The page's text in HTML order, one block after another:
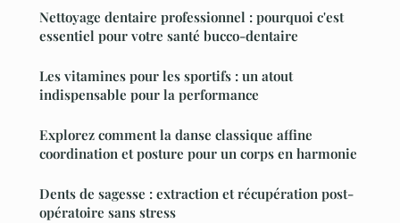
Nettoyage dentaire professionnel : pourquoi c'est
essentiel pour votre santé bucco-dentaire
Les vitamines pour les sportifs : un atout
indispensable pour la performance
Explorez comment la danse classique affine
coordination et posture pour un corps en harmonie
Dents de sagesse : extraction et récupération post-
opératoire sans stress